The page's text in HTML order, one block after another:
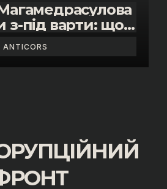
з-під варти: що
у залі суду»
ANTICORS